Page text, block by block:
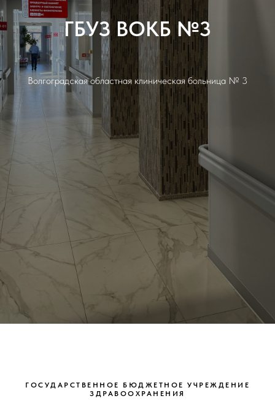
ГБУЗ ВОКБ №3
Волгоградская областная клиническая больница № 3
ГОСУДАРСТВЕННОЕ БЮДЖЕТНОЕ УЧРЕЖДЕНИЕ
ЗДРАВООХРАНЕНИЯ